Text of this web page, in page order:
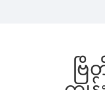
ဗြိ